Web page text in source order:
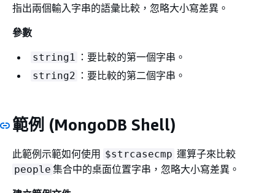
指出兩個輸入字串的語彙比較，忽略大小寫差異。
參數
string1 ：要比較的第一個字串。
string2 ：要比較的第二個字串。
範例 (MongoDB Shell)
此範例示範如何使用 $strcasecmp 運算子來比較
people 集合中的桌面位置字串，忽略大小寫差異。